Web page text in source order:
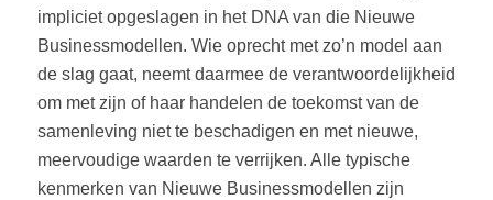
impliciet opgeslagen in het DNA van die Nieuwe
Businessmodellen. Wie oprecht met zo’n model aan
de slag gaat, neemt daarmee de verantwoordelijkheid
om met zijn of haar handelen de toekomst van de
samenleving niet te beschadigen en met nieuwe,
meervoudige waarden te verrijken. Alle typische
kenmerken van Nieuwe Businessmodellen zijn